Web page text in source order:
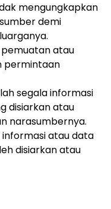
mengungkapkan
demi
atau
permintaan
segala informasi
disiarkan atau
narasumbernya.
atau data
disiarkan atau